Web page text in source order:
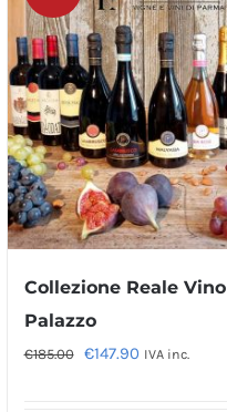
Collezione Reale Vino
Palazzo
€185.00
Il
€147.90IlIVA inc.